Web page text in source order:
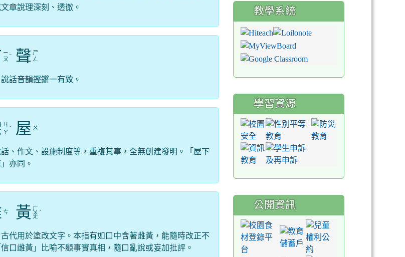
章說理深刻、透徹。
ㄧ
ㄡ ˇ 聲 ㄕ
ㄥ
話音韻鏗鏘一有致。
ㄐ
ㄧ
ㄚ
ˋ 屋 ㄨ
、作文、設施制度等，重複其事，全無創建發明。「屋下
亦同。
ㄘ 黃 ㄏ
ㄨ
ㄤ
ˊ
代用於塗改文字。本指有如口中含著雌黃，能隨時改正不
口雌黃」比喻不顧事實真相，隨口亂說或妄加批評。
教學系統
學習資源
公開資訊